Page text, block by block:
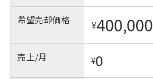
希望売却価格 ¥400,000
売上/月 ¥0